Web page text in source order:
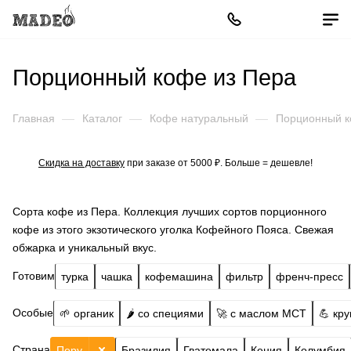
Порционный кофе из Пера
Главная — Каталог — Кофе натуральный — Порционный
Скидка на доставку при заказе от 5000 ₽. Больше = дешевле!
Сорта кофе из Пера. Коллекция лучших сортов порционного
кофе из этого экзотического уголка Кофейного Пояса. Свежая
обжарка и уникальный вкус.
Готовим турка чашка кофемашина фильтр френч-пресс
Особые 🌱 органик 🌶️ со специями 🚀 с маслом МСТ 💪